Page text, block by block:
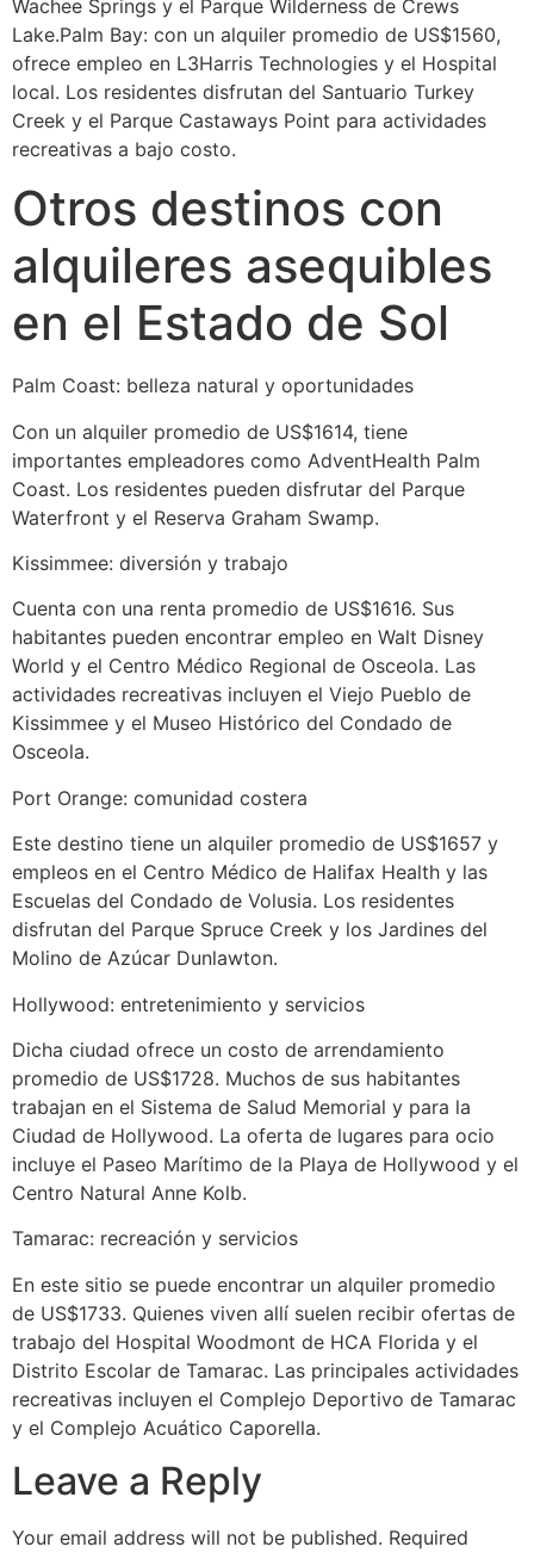
Wachee Springs y el Parque Wilderness de Crews
Lake.Palm Bay: con un alquiler promedio de US$1560,
ofrece empleo en L3Harris Technologies y el Hospital
local. Los residentes disfrutan del Santuario Turkey
Creek y el Parque Castaways Point para actividades
recreativas a bajo costo.
Otros destinos con
alquileres asequibles
en el Estado de Sol
Palm Coast: belleza natural y oportunidades
Con un alquiler promedio de US$1614, tiene
importantes empleadores como AdventHealth Palm
Coast. Los residentes pueden disfrutar del Parque
Waterfront y el Reserva Graham Swamp.
Kissimmee: diversión y trabajo
Cuenta con una renta promedio de US$1616. Sus
habitantes pueden encontrar empleo en Walt Disney
World y el Centro Médico Regional de Osceola. Las
actividades recreativas incluyen el Viejo Pueblo de
Kissimmee y el Museo Histórico del Condado de
Osceola.
Port Orange: comunidad costera
Este destino tiene un alquiler promedio de US$1657 y
empleos en el Centro Médico de Halifax Health y las
Escuelas del Condado de Volusia. Los residentes
disfrutan del Parque Spruce Creek y los Jardines del
Molino de Azúcar Dunlawton.
Hollywood: entretenimiento y servicios
Dicha ciudad ofrece un costo de arrendamiento
promedio de US$1728. Muchos de sus habitantes
trabajan en el Sistema de Salud Memorial y para la
Ciudad de Hollywood. La oferta de lugares para ocio
incluye el Paseo Marítimo de la Playa de Hollywood y el
Centro Natural Anne Kolb.
Tamarac: recreación y servicios
En este sitio se puede encontrar un alquiler promedio
de US$1733. Quienes viven allí suelen recibir ofertas de
trabajo del Hospital Woodmont de HCA Florida y el
Distrito Escolar de Tamarac. Las principales actividades
recreativas incluyen el Complejo Deportivo de Tamarac
y el Complejo Acuático Caporella.
Leave a Reply
Your email address will not be published. Required